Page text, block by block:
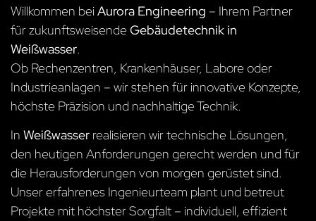
Willkommen beiAurora Engineering – Ihrem Partner
für zukunftsweisendeGebäudetechnik in
Weißwasser.
Ob Rechenzentren, Krankenhäuser, Labore oder
Industrieanlagen – wir stehen für innovative Konzepte,
höchste Präzision und nachhaltige Technik.
In Weißwasser realisieren wir technische Lösungen,
den heutigen Anforderungen gerecht werden und für
die Herausforderungen von morgen gerüstet sind.
Unser erfahrenes Ingenieurteam plant und betreut
Projekte mit höchster Sorgfalt – individuell, effizient